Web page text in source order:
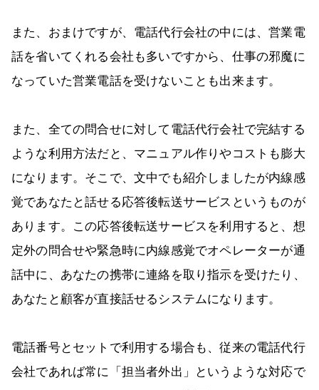
また、おまけですが、電話代行会社の中には、営業電
話を省いてくれる会社も多いですから、仕事の邪魔に
なっていた営業電話を受けないことも出来ます。
また、全ての問合せに対して電話代行会社で完結する
ような利用方法だと、マニュアル作りやコストも膨大
になります。そこで、文中でも紹介しましたが内線感
覚であなたと話せる応答後転送サービスというものが
あります。この応答後転送サービスを利用すると、想
定外の問合せや緊急時に内線感覚でオペレーターが通
話中に、あなたの携帯に連絡を取り指示を受けたり、
あなたと顧客が直接話せるシステムになります。
電話番号とセットで利用する場合も、従来の電話代行
会社であれば常に「担当者外出」というような対応で